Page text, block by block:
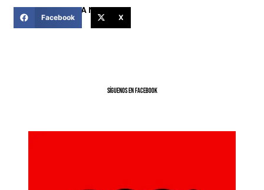
COMPARTIR ESTA NOTICIA
Facebook X
SíGUENOS EN FACEBOOK